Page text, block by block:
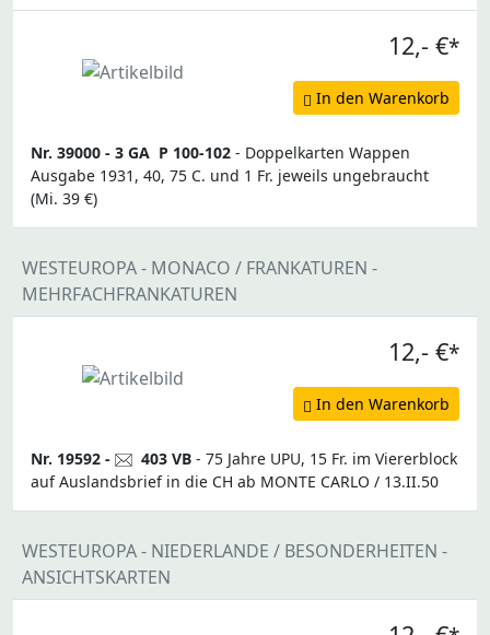
12,- €*
In den Warenkorb
Nr. 39000 - 3 GA P 100-102 - Doppelkarten Wappen
Ausgabe 1931, 40, 75 C. und 1 Fr. jeweils ungebraucht
(Mi. 39 €)
WESTEUROPA - MONACO / FRANKATUREN -
MEHRFACHFRANKATUREN
12,- €*
In den Warenkorb
Nr. 19592 - 403 VB - 75 Jahre UPU, 15 Fr. im Viererblock
auf Auslandsbrief in die CH ab MONTE CARLO / 13.II.50
WESTEUROPA - NIEDERLANDE / BESONDERHEITEN -
ANSICHTSKARTEN